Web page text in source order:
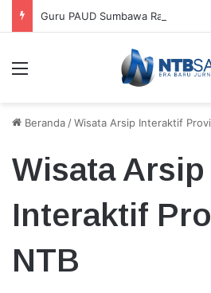
Menu
Beranda /Wisata Arsip Interaktif
Wisata Arsip
Interaktif
NTB